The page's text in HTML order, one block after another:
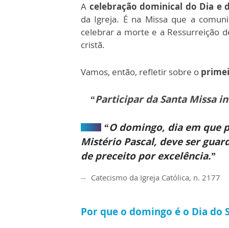
A celebração dominical do Dia e
da Igreja. É na Missa que a
celebrar a morte e a Ressurreição
cristã.
Vamos, então, refletir sobre o
“Participar da Santa Missa
“O domingo, dia em que
Mistério Pascal, deve ser
de preceito por excelência.”
Catecismo da Igreja Católica, n. 2177
Por que o domingo é o Dia do